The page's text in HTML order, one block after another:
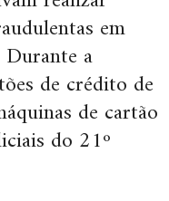
em
a
de crédito de
de cartão
do 21º